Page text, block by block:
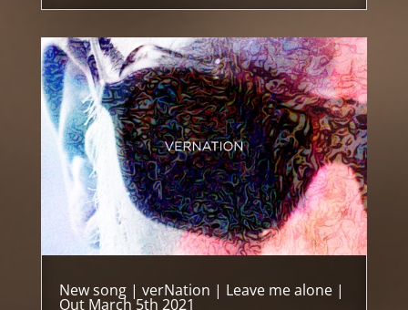
New song | verNation | Leave me alone |
Out March 5th 2021